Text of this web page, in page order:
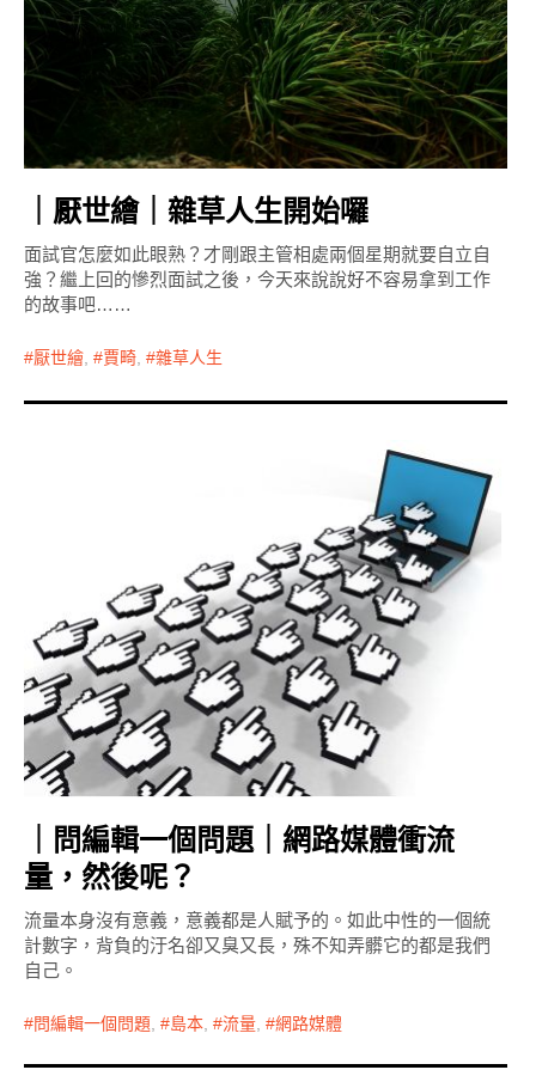
｜厭世繪｜雜草人生開始囉
面試官怎麼如此眼熟？才剛跟主管相處兩個星期就要自立自
強？繼上回的慘烈面試之後，今天來說說好不容易拿到工作
的故事吧……
厭世繪, 賈畸, 雜草人生
｜問編輯一個問題｜網路媒體衝流
量，然後呢？
流量本身沒有意義，意義都是人賦予的。如此中性的一個統
計數字，背負的汙名卻又臭又長，殊不知弄髒它的都是我們
自己。
問編輯一個問題 , 島本 , 流量 , 網路媒體